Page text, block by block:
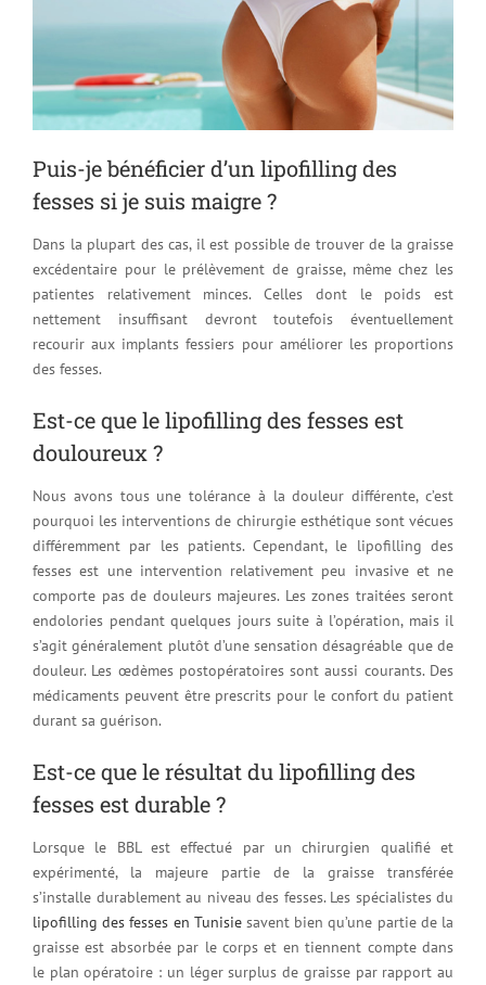
Puis-je bénéficier d’un lipofilling des
fesses si je suis maigre ?
Dans la plupart des cas, il est possible de trouver de la graisse
excédentaire pour le prélèvement de graisse, même chez les
patientes relativement minces. Celles dont le poids est
nettement insuffisant devront toutefois éventuellement
recourir aux implants fessiers pour améliorer les proportions
des fesses.
Est-ce que le lipofilling des fesses est
douloureux ?
Nous avons tous une tolérance à la douleur différente, c’est
pourquoi les interventions de chirurgie esthétique sont vécues
différemment par les patients. Cependant, le lipofilling des
fesses est une intervention relativement peu invasive et ne
comporte pas de douleurs majeures. Les zones traitées seront
endolories pendant quelques jours suite à l’opération, mais il
s’agit généralement plutôt d’une sensation désagréable que de
douleur. Les œdèmes postopératoires sont aussi courants. Des
médicaments peuvent être prescrits pour le confort du patient
durant sa guérison.
Est-ce que le résultat du lipofilling des
fesses est durable ?
Lorsque le BBL est effectué par un chirurgien qualifié et
expérimenté, la majeure partie de la graisse transférée
s’installe durablement au niveau des fesses. Les spécialistes du
lipofilling des fesses en Tunisiesavent bien qu’une partie de la
graisse est absorbée par le corps et en tiennent compte dans
le plan opératoire : un léger surplus de graisse par rapport au